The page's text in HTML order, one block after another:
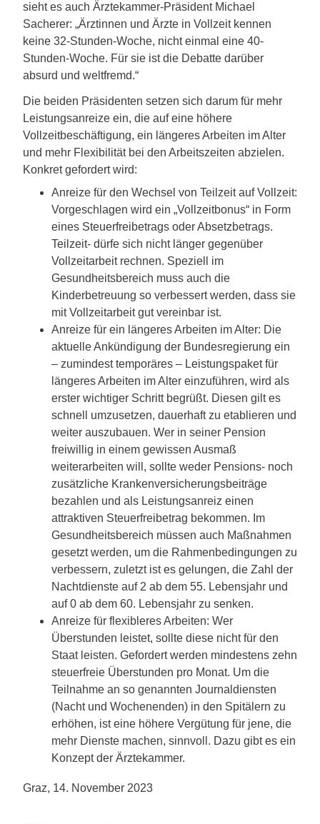
sieht es auch Ärztekammer-Präsident Michael
Sacherer: „Ärztinnen und Ärzte in Vollzeit kennen
keine 32-Stunden-Woche, nicht einmal eine 40-
Stunden-Woche. Für sie ist die Debatte darüber
absurd und weltfremd.“
Die beiden Präsidenten setzen sich darum für mehr
Leistungsanreize ein, die auf eine höhere
Vollzeitbeschäftigung, ein längeres Arbeiten im Alter
und mehr Flexibilität bei den Arbeitszeiten abzielen.
Konkret gefordert wird:
Anreize für den Wechsel von Teilzeit auf Vollzeit:
Vorgeschlagen wird ein „Vollzeitbonus“ in Form
eines Steuerfreibetrags oder Absetzbetrags.
Teilzeit- dürfe sich nicht länger gegenüber
Vollzeitarbeit rechnen. Speziell im
Gesundheitsbereich muss auch die
Kinderbetreuung so verbessert werden, dass sie
mit Vollzeitarbeit gut vereinbar ist.
Anreize für ein längeres Arbeiten im Alter: Die
aktuelle Ankündigung der Bundesregierung ein
– zumindest temporäres – Leistungspaket für
längeres Arbeiten im Alter einzuführen, wird als
erster wichtiger Schritt begrüßt. Diesen gilt es
schnell umzusetzen, dauerhaft zu etablieren und
weiter auszubauen. Wer in seiner Pension
freiwillig in einem gewissen Ausmaß
weiterarbeiten will, sollte weder Pensions- noch
zusätzliche Krankenversicherungsbeiträge
bezahlen und als Leistungsanreiz einen
attraktiven Steuerfreibetrag bekommen. Im
Gesundheitsbereich müssen auch Maßnahmen
gesetzt werden, um die Rahmenbedingungen zu
verbessern, zuletzt ist es gelungen, die Zahl der
Nachtdienste auf 2 ab dem 55. Lebensjahr und
auf 0 ab dem 60. Lebensjahr zu senken.
Anreize für flexibleres Arbeiten: Wer
Überstunden leistet, sollte diese nicht für den
Staat leisten. Gefordert werden mindestens zehn
steuerfreie Überstunden pro Monat. Um die
Teilnahme an so genannten Journaldiensten
(Nacht und Wochenenden) in den Spitälern zu
erhöhen, ist eine höhere Vergütung für jene, die
mehr Dienste machen, sinnvoll. Dazu gibt es ein
Konzept der Ärztekammer.
Graz, 14. November 2023